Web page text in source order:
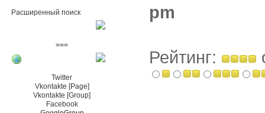
Расширенный поиск
===
Twitter
Vkontakte [Page]
Vkontakte [Group]
Facebook
pm
Рейтинг: